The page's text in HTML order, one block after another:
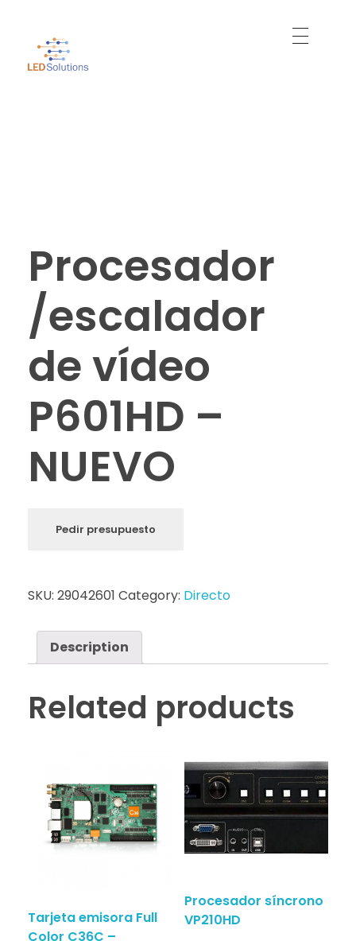
Procesador
/escalador
de vídeo
P601HD –
NUEVO
Pedir presupuesto
SKU: 29042601 Category: Directo
Description
Related products
Tarjeta emisora Full
Color C36C –
Procesador síncrono
VP210HD